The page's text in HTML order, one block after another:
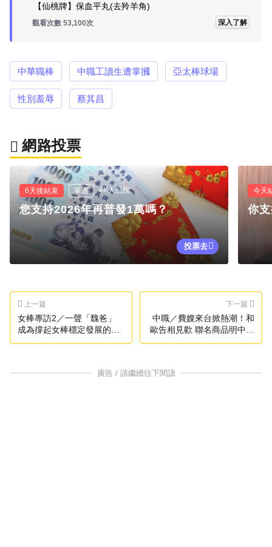
【仙桃牌】保血平丸(去羚羊角)
觀看次數 53,112次 深入了解
中華職棒 中職工讀生遭掌摑 亞太棒球場
性別羞辱 蔡其昌
網路投票
6天後結束 單選 4K人已投
您支持2026年再普發1萬嗎？
投票去
今天
你
上一篇
女棒專訪2／一聲「魏爸」
成為撐起女棒穩定發展的關
鍵力量
下一篇
中職／費嫂來台掀熱潮！和
歐告相見歡 聯名商品明中午
限量開搶
廣告 / 請繼續往下閱讀